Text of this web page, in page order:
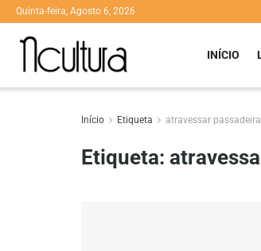
Quinta-feira, Agosto 6, 2026
INÍCIO
Início Etiqueta atravessar
Etiqueta: